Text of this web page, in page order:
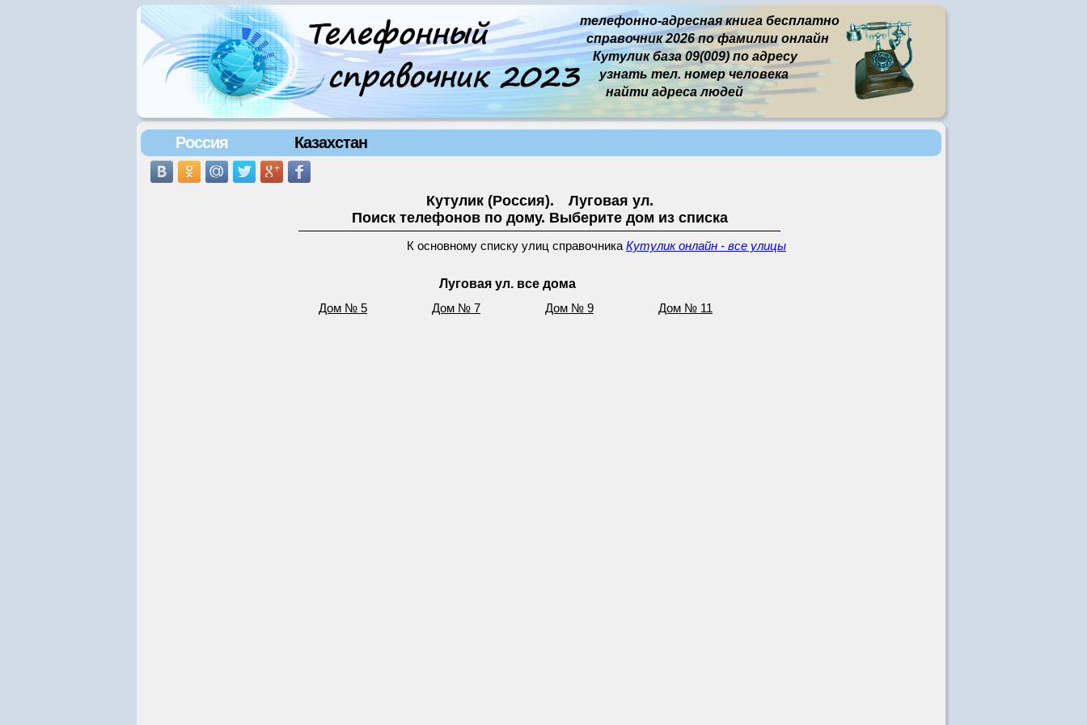
телефонно-адресная книга бесплатно
справочник 2026 по фамилии онлайн
Кутулик база 09(009) по адресу
узнать тел. номер человека
найти адреса людей
Россия Казахстан
Кутулик (Россия). Луговая ул.
Поиск телефонов по дому. Выберите дом из списка
К основному списку улиц справочника Кутулик онлайн - все улицы
Луговая ул. все дома
Дом № 5 Дом № 7 Дом № 9 Дом № 11